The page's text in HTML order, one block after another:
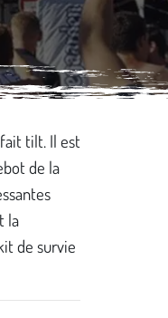
tilt. Il est
de la
la
de survie